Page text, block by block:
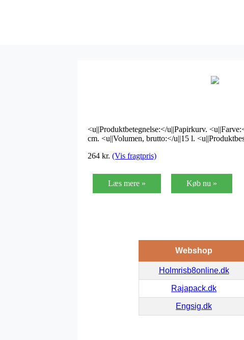
<u||Produktbetegnelse:</u||Papirkurv.
cm. <u||Volumen, brutto:</u||15 l.
264 kr. (Vis fragtpris)
Læs mere » Køb nu »
Webshop
Holmrisb8online.dk
Rajapack.dk
Engsig.dk